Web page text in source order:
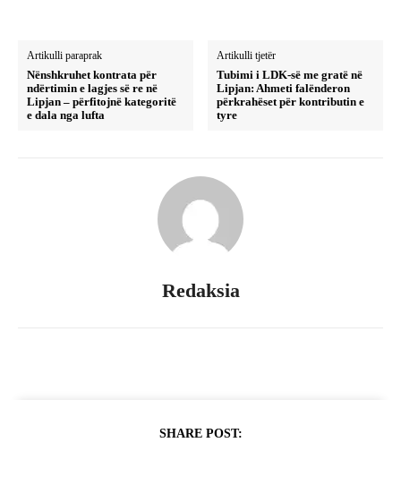
Artikulli paraprak
Nënshkruhet kontrata për
ndërtimin e lagjes së re në
Lipjan – përfitojnë kategoritë
e dala nga lufta
Artikulli tjetër
Tubimi i LDK-së me gratë në
Lipjan: Ahmeti falënderon
përkrahëset për kontributin e
tyre
Redaksia
SHARE POST: